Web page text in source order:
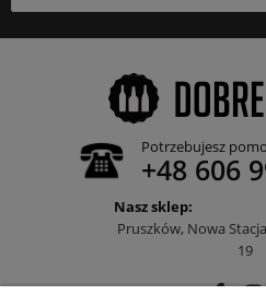
Potrzebujesz
+48 606
Nasz sklep:
Pruszków, Nowa
19